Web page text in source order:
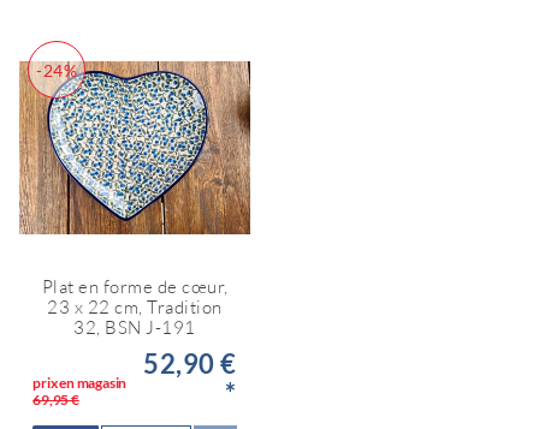
-24%
Plat en forme de cœur,
23 x 22 cm, Tradition
32, BSN J-191
prix en magasin
69,95 €
52,90 €
*